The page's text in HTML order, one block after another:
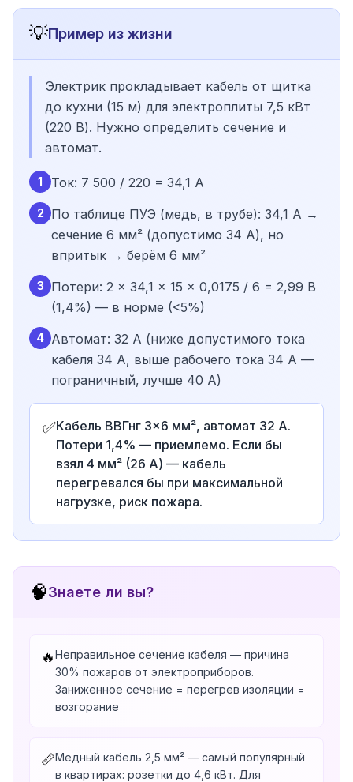
💡Пример из жизни
Электрик прокладывает кабель от щитка
до кухни (15 м) для электроплиты 7,5 кВт
(220 В). Нужно определить сечение и
автомат.
1 Ток: 7 500 / 220 = 34,1 А
2
По таблице ПУЭ (медь, в трубе): 34,1 А →
сечение 6 мм² (допустимо 34 А), но
впритык → берём 6 мм²
3
Потери: 2 × 34,1 × 15 × 0,0175 / 6 = 2,99 В
(1,4%) — в норме (<5%)
4 Автомат: 32 А (ниже допустимого тока
кабеля 34 А, выше рабочего тока 34 А —
пограничный, лучше 40 А)
✅Кабель ВВГнг 3×6 мм², автомат 32 А.
Потери 1,4% — приемлемо. Если бы
взял 4 мм² (26 А) — кабель
перегревался бы при максимальной
нагрузке, риск пожара.
🧠Знаете ли вы?
🔥Неправильное сечение кабеля — причина
30% пожаров от электроприборов.
Заниженное сечение = перегрев изоляции =
возгорание
📏Медный кабель 2,5 мм² — самый популярный
в квартирах: розетки до 4,6 кВт. Для